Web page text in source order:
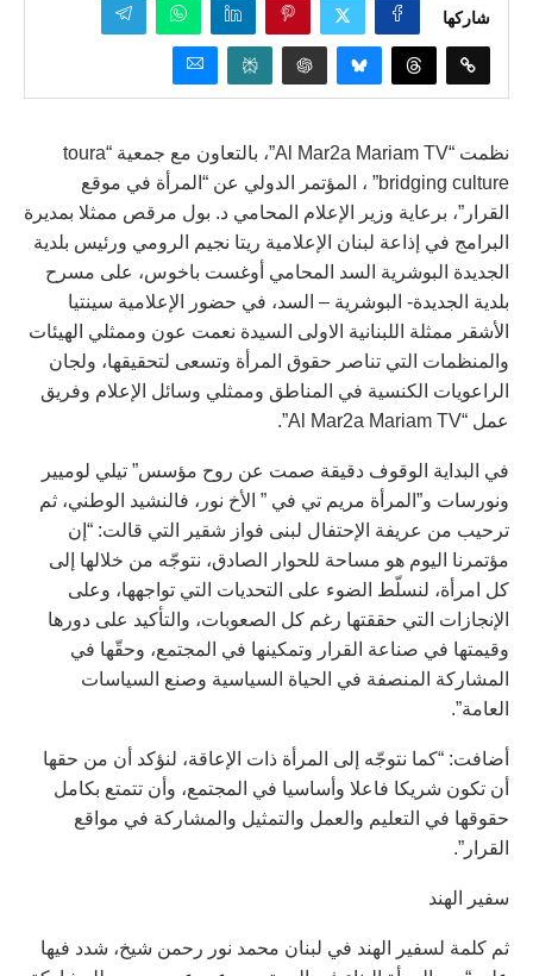
شاركها
نظمت “Al Mar2a Mariam TV”، بالتعاون مع جمعية “toura
bridging culture” ، المؤتمر الدولي عن “المرأة في موقع
القرار”، برعاية وزير الإعلام المحامي د. بول مرقص ممثلا بمديرة
البرامج في إذاعة لبنان الإعلامية ريتا نجيم الرومي ورئيس بلدية
الجديدة البوشرية السد المحامي أوغست باخوس، على مسرح
بلدية الجديدة- البوشرية – السد، في حضور الإعلامية سينتيا
الأشقر ممثلة اللبنانية الاولى السيدة نعمت عون وممثلي الهيئات
والمنظمات التي تناصر حقوق المرأة وتسعى لتحقيقها، ولجان
الراعويات الكنسية في المناطق وممثلي وسائل الإعلام وفريق
عمل “Al Mar2a Mariam TV”.
في البداية الوقوف دقيقة صمت عن روح مؤسس” تيلي لوميير
ونورسات و”المرأة مريم تي في ” الأخ نور، فالنشيد الوطني، ثم
ترحيب من عريفة الإحتفال لبنى فواز شقير التي قالت: “إن
مؤتمرنا اليوم هو مساحة للحوار الصادق، نتوجّه من خلالها إلى
كل امرأة، لنسلّط الضوء على التحديات التي تواجهها، وعلى
الإنجازات التي حققتها رغم كل الصعوبات، والتأكيد على دورها
وقيمتها في صناعة القرار وتمكينها في المجتمع، وحقّها في
المشاركة المنصفة في الحياة السياسية وصنع السياسات
العامة”.
أضافت: “كما نتوجّه إلى المرأة ذات الإعاقة، لنؤكد أن من حقها
أن تكون شريكا فاعلا وأساسيا في المجتمع، وأن تتمتع بكامل
حقوقها في التعليم والعمل والتمثيل والمشاركة في مواقع
القرار”.
سفير الهند
ثم كلمة لسفير الهند في لبنان محمد نور رحمن شيخ، شدد فيها